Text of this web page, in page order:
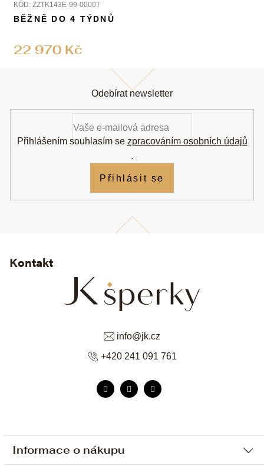
KÓD: ZZTK143E-99-0000T
22 970 Kč
BĚŽNĚ DO 4 TÝDNŮ
Informace o nákupu
Kontakt
info@jk.cz
+420 241 091 761
Odebírat newsletter
Přihlášením souhlasím se zpracováním osobních údajů
.
Přihlásit se